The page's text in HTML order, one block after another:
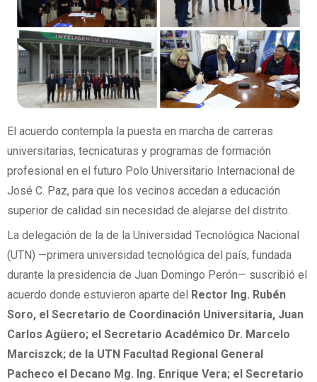
El acuerdo contempla la puesta en marcha de carreras
universitarias, tecnicaturas y programas de formación
profesional en el futuro Polo Universitario Internacional de
José C. Paz, para que los vecinos accedan a educación
superior de calidad sin necesidad de alejarse del distrito.
La delegación de la de la Universidad Tecnológica Nacional
(UTN) —primera universidad tecnológica del país, fundada
durante la presidencia de Juan Domingo Perón— suscribió el
acuerdo donde estuvieron aparte del Rector Ing. Rubén
Soro, el Secretario de Coordinación Universitaria, Juan
Carlos Agüero; el Secretario Académico Dr. Marcelo
Marciszck; de la UTN Facultad Regional General
Pacheco el Decano Mg. Ing. Enrique Vera; el Secretario